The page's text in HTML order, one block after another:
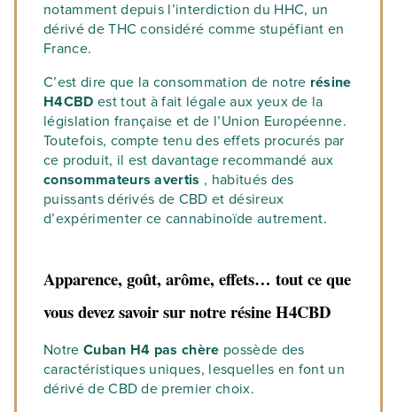
notamment depuis l’interdiction du HHC, un
dérivé de THC considéré comme stupéfiant en
France.
C’est dire que la consommation de notre résine
H4CBD est tout à fait légale aux yeux de la
législation française et de l’Union Européenne.
Toutefois, compte tenu des effets procurés par
ce produit, il est davantage recommandé aux
consommateurs avertis , habitués des
puissants dérivés de CBD et désireux
d’expérimenter ce cannabinoïde autrement.
Apparence, goût, arôme, effets… tout ce que
vous devez savoir sur notre résine H4CBD
Notre Cuban H4 pas chère possède des
caractéristiques uniques, lesquelles en font un
dérivé de CBD de premier choix.